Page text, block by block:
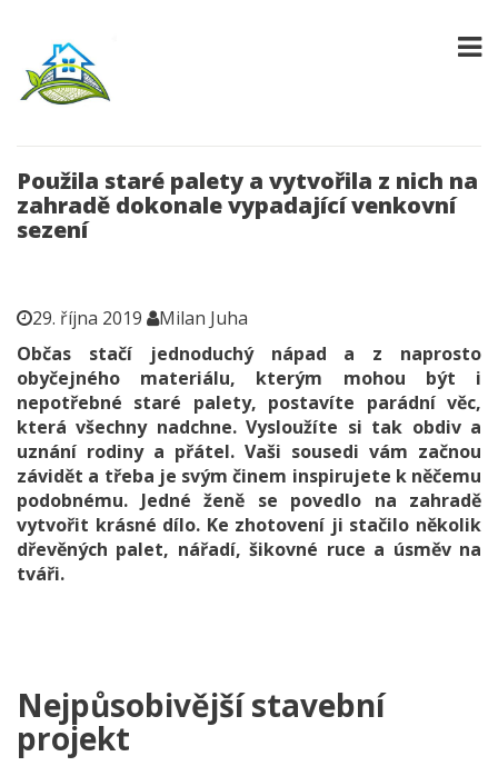
Použila staré palety a vytvořila z nich na
zahradě dokonale vypadající venkovní
sezení
29. října 2019
Milan Juha
Občas stačí jednoduchý nápad a z naprosto
obyčejného materiálu, kterým mohou být i
nepotřebné staré palety, postavíte parádní věc,
která všechny nadchne. Vysloužíte si tak obdiv a
uznání rodiny a přátel. Vaši sousedi vám začnou
závidět a třeba je svým činem inspirujete k něčemu
podobnému. Jedné ženě se povedlo na zahradě
vytvořit krásné dílo. Ke zhotovení ji stačilo několik
dřevěných palet, nářadí, šikovné ruce a úsměv na
tváři.
Nejpůsobivější stavební
projekt